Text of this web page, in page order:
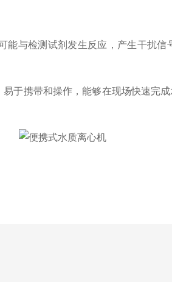
检测试剂发生反应，产生干扰信
携带和操作，能够在现场快速完